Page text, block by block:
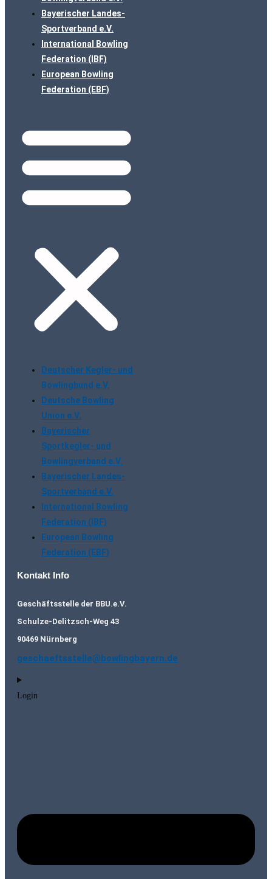
Bayerischer Landes-
Sportverband e.V.
International Bowling
Federation (IBF)
European Bowling
Federation (EBF)
Deutscher Kegler- und
Bowlingbund e.V.
Deutsche Bowling
Union e.V.
Bayerischer
Sportkegler- und
Bowlingverband e.V.
Bayerischer Landes-
Sportverband e.V.
International Bowling
Federation (IBF)
European Bowling
Federation (EBF)
Kontakt Info
Geschäftsstelle der BBU.e.V.
Schulze-Delitzsch-Weg 43
90469 Nürnberg
geschaeftsstelle@bowlingbayern.de
Login